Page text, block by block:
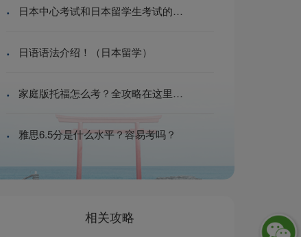
· 日本中心考试和日本留学生考试的区别
· 日语语法介绍！（日本留学）
· 家庭版托福怎么考？全攻略在这里！想考日本名校的同学看过来啦~
· 雅思6.5分是什么水平？容易考吗？
相关攻略